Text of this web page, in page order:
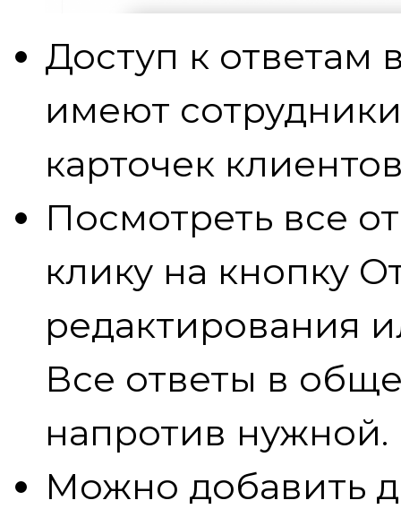
Доступ к ответам
имеют
карточек
Посмотреть все
клику на кнопку
редактирования
Все ответы в
напротив нужной.
Можно добавить